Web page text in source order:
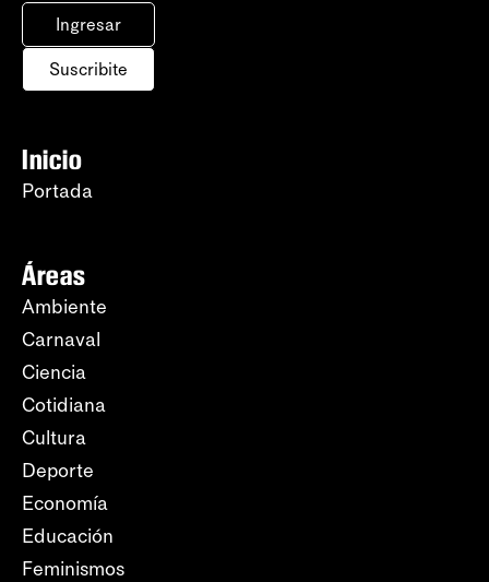
Ingresar
Suscribite
Inicio
Portada
Áreas
Ambiente
Carnaval
Ciencia
Cotidiana
Cultura
Deporte
Economía
Educación
Feminismos